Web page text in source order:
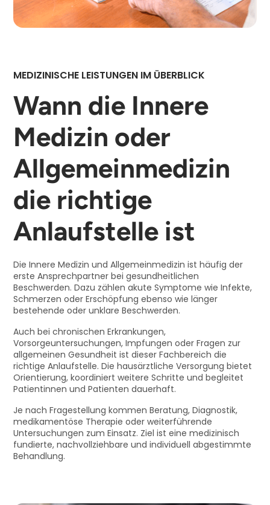
MEDIZINISCHE LEISTUNGEN IM ÜBERBLICK
Wann die Innere
Medizin oder
Allgemeinmedizin
die richtige
Anlaufstelle ist
Die Innere Medizin und Allgemeinmedizin ist häufig der
erste Ansprechpartner bei gesundheitlichen
Beschwerden. Dazu zählen akute Symptome wie Infekte,
Schmerzen oder Erschöpfung ebenso wie länger
bestehende oder unklare Beschwerden.
Auch bei chronischen Erkrankungen,
Vorsorgeuntersuchungen, Impfungen oder Fragen zur
allgemeinen Gesundheit ist dieser Fachbereich die
richtige Anlaufstelle. Die hausärztliche Versorgung bietet
Orientierung, koordiniert weitere Schritte und begleitet
Patientinnen und Patienten dauerhaft.
Je nach Fragestellung kommen Beratung, Diagnostik,
medikamentöse Therapie oder weiterführende
Untersuchungen zum Einsatz. Ziel ist eine medizinisch
fundierte, nachvollziehbare und individuell abgestimmte
Behandlung.